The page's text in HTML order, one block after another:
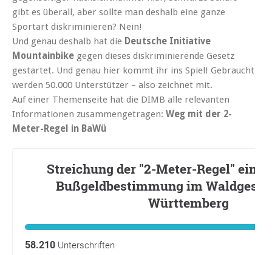
gibt es überall, aber sollte man deshalb eine ganze
Sportart diskriminieren? Nein!
Und genau deshalb hat die Deutsche Initiative
Mountainbike gegen dieses diskriminierende Gesetz
gestartet. Und genau hier kommt ihr ins Spiel! Gebraucht
werden 50.000 Unterstützer – also zeichnet mit.
Auf einer Themenseite hat die DIMB alle relevanten
Informationen zusammengetragen: Weg mit der 2-
Meter-Regel in BaWü
Streichung der "2-Meter-Regel"
Bußgeldbestimmung im
Württemberg
58.210 Unterschriften